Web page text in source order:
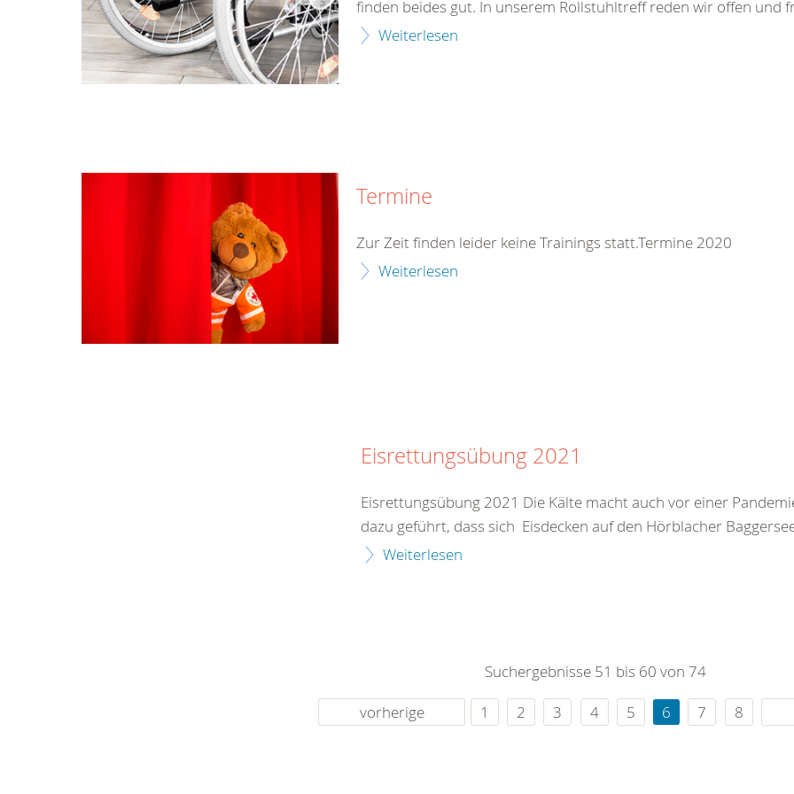
finden beides gut. In unserem Rollstuhltreff reden wir offen und
Weiterlesen
Termine
Zur Zeit finden leider keine Trainings statt.Termine 2020
Weiterlesen
Eisrettungsübung 2021
Eisrettungsübung 2021 Die Kälte macht auch vor einer
dazu geführt, dass sich Eisdecken auf den Hörblacher
Weiterlesen
Suchergebnisse 51 bis 60 von 74
vorherige
1 2 3 4 5 6 7 8